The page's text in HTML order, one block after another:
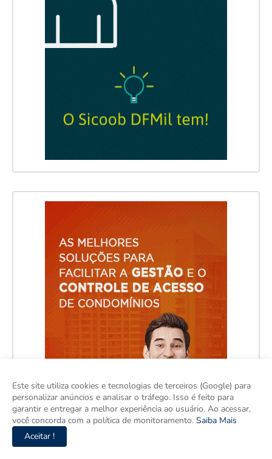
Este site utiliza cookies e tecnologias de terceiros (Google) para
personalizar anúncios e analisar o tráfego. Isso é feito para
garantir e entregar a melhor experiência ao usuário. Ao acessar,
você concorda com a política de monitoramento. Saiba Mais
Aceitar !